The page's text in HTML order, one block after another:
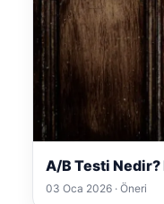
A/B Testi Nedir?
03 Oca 2026 · Öneri